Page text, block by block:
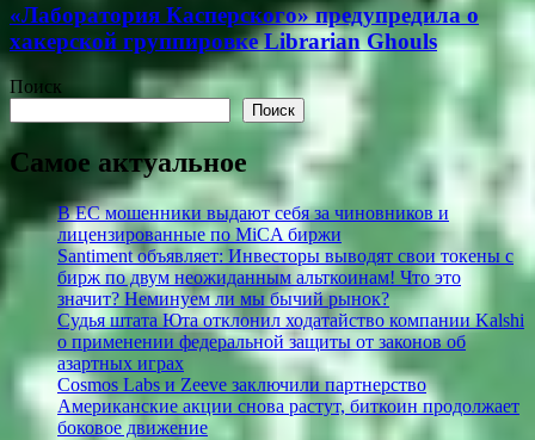
«Лаборатория Касперского» предупредила о
хакерской группировке Librarian Ghouls
Поиск
Поиск
Самое актуальное
В ЕС мошенники выдают себя за чиновников и
лицензированные по MiCA биржи
Santiment объявляет: Инвесторы выводят свои токены с
бирж по двум неожиданным альткоинам! Что это
значит? Неминуем ли мы бычий рынок?
Судья штата Юта отклонил ходатайство компании Kalshi
о применении федеральной защиты от законов об
азартных играх
Cosmos Labs и Zeeve заключили партнерство
Американские акции снова растут, биткоин продолжает
боковое движение